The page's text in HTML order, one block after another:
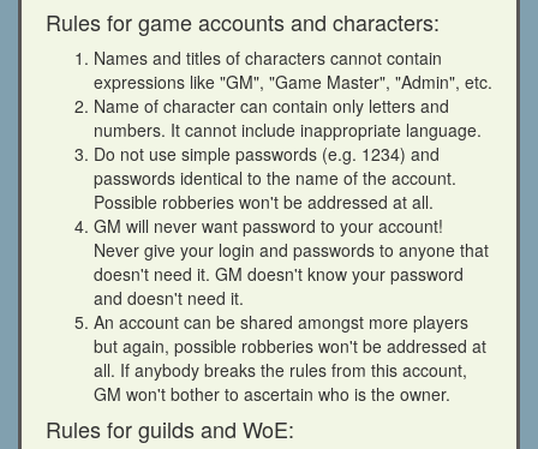
Rules for game accounts and characters:
Names and titles of characters cannot contain
expressions like "GM", "Game Master", "Admin", etc.
Name of character can contain only letters and
numbers. It cannot include inappropriate language.
Do not use simple passwords (e.g. 1234) and
passwords identical to the name of the account.
Possible robberies won't be addressed at all.
GM will never want password to your account!
Never give your login and passwords to anyone that
doesn't need it. GM doesn't know your password
and doesn't need it.
An account can be shared amongst more players
but again, possible robberies won't be addressed at
all. If anybody breaks the rules from this account,
GM won't bother to ascertain who is the owner.
Rules for guilds and WoE: